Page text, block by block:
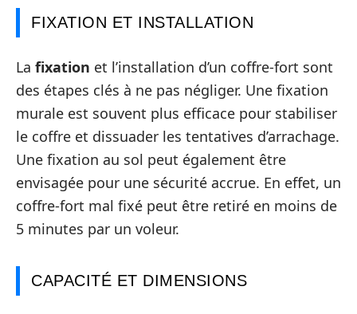
FIXATION ET INSTALLATION
La fixation et l’installation d’un coffre-fort sont
des étapes clés à ne pas négliger. Une fixation
murale est souvent plus efficace pour stabiliser
le coffre et dissuader les tentatives d’arrachage.
Une fixation au sol peut également être
envisagée pour une sécurité accrue. En effet, un
coffre-fort mal fixé peut être retiré en moins de
5 minutes par un voleur.
CAPACITÉ ET DIMENSIONS